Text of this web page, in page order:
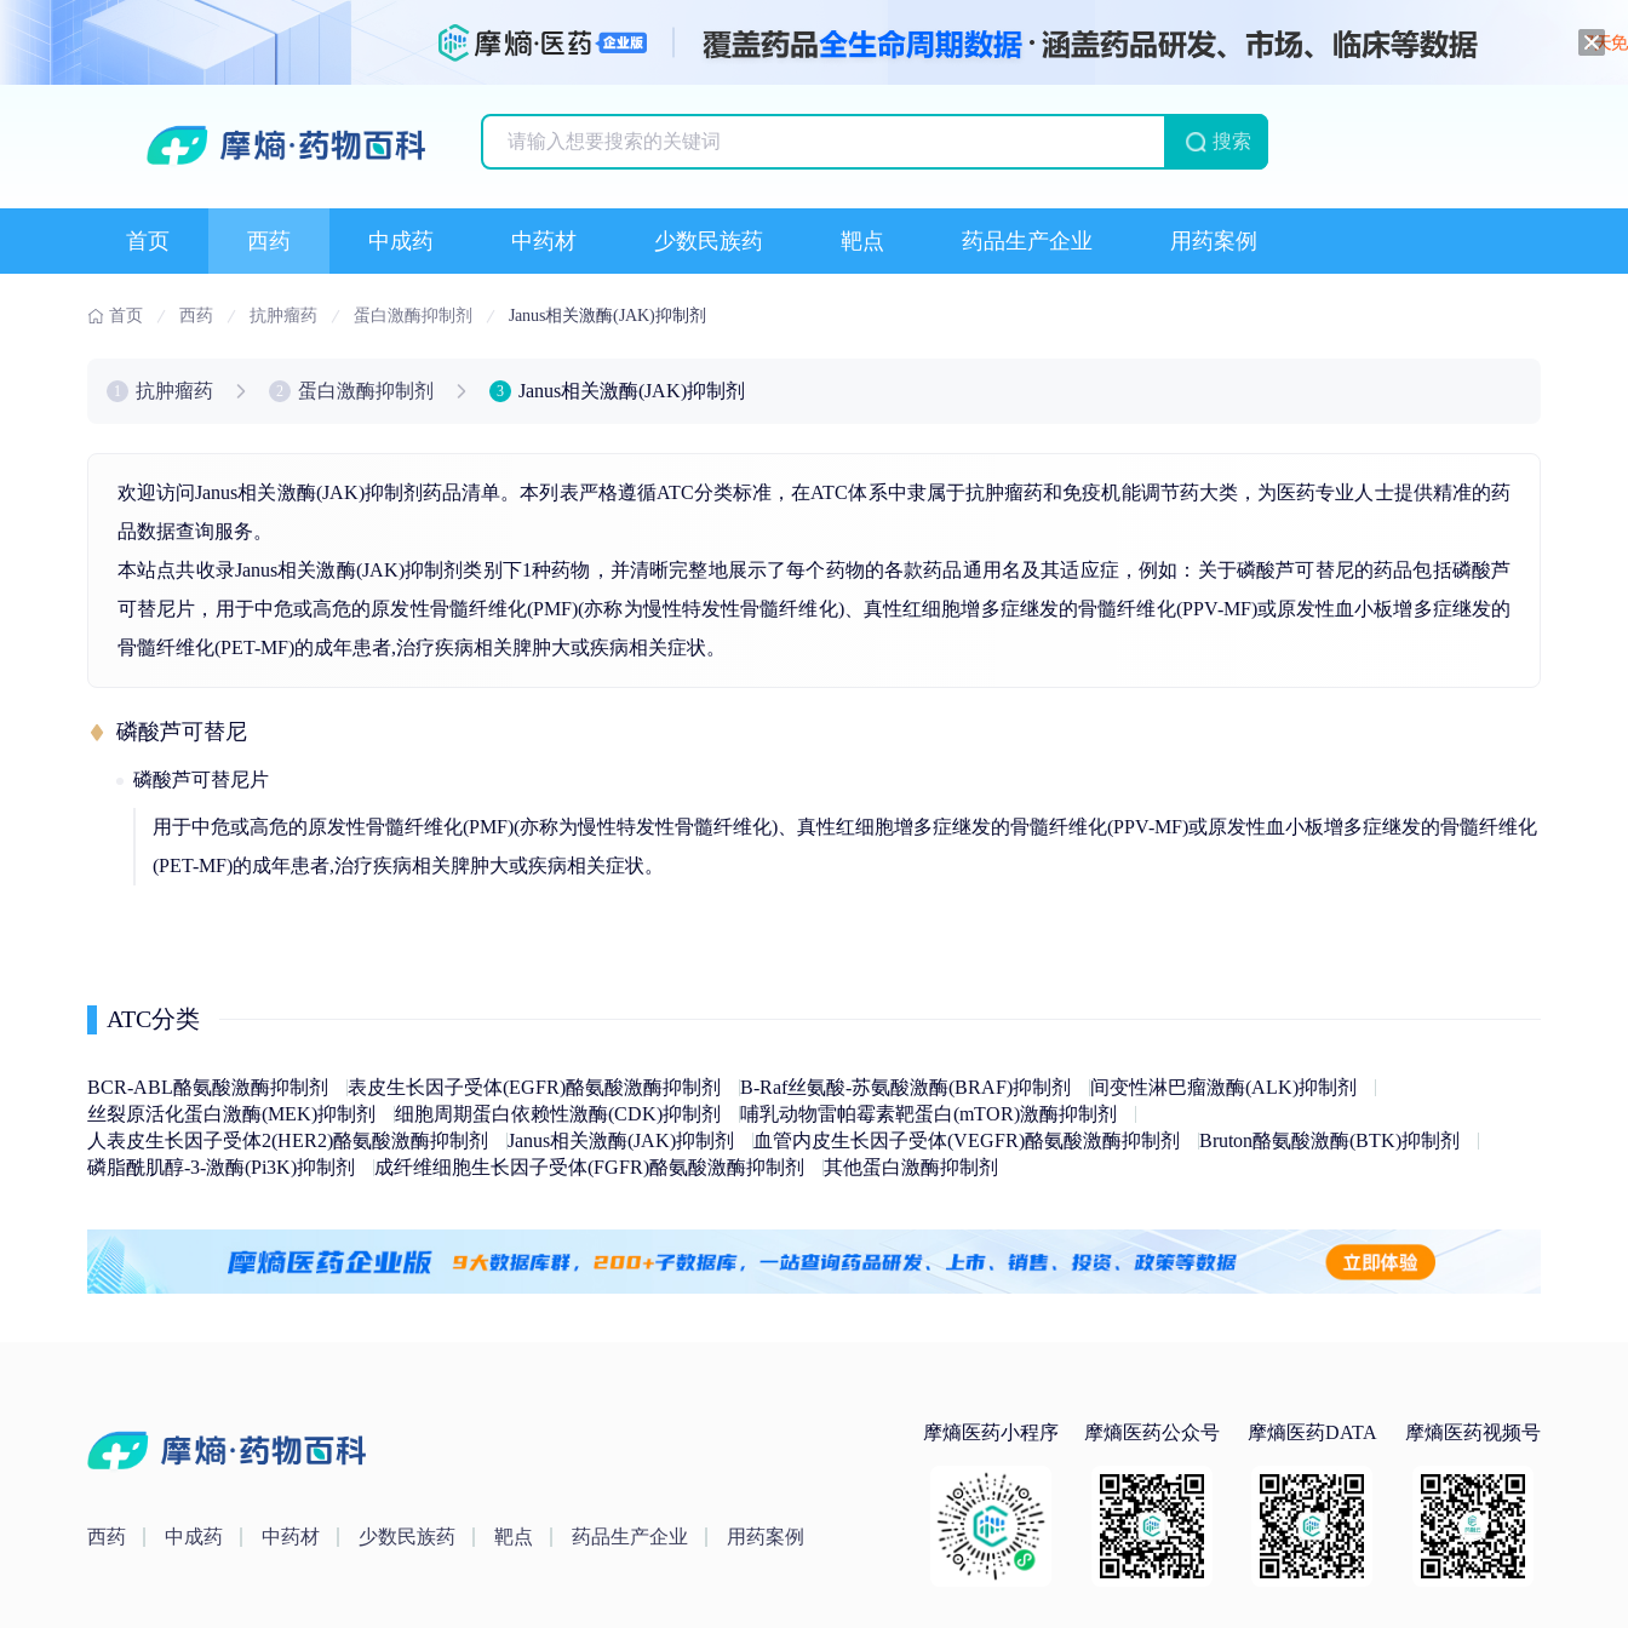
搜索
首页 西药 中成药 中药材 少数民族药 靶点 药品生产企业 用药案例
首页 西药 抗肿瘤药 蛋白激酶抑制剂 Janus相关激酶(JAK)抑制剂
抗肿瘤药 2 蛋白激酶抑制剂 3 Janus相关激酶(JAK)抑制剂
欢迎访问Janus相关激酶(JAK)抑制剂药品清单。本列表严格遵循ATC分类标准，在ATC体系中隶属于抗肿瘤药和免疫机能调节药大类，为医药专业人士提供精准的药
品数据查询服务。
本站点共收录Janus相关激酶(JAK)抑制剂类别下1种药物，并清晰完整地展示了每个药物的各款药品通用名及其适应症，例如：关于磷酸芦可替尼的药品包括磷酸芦
可替尼片，用于中危或高危的原发性骨髓纤维化(PMF)(亦称为慢性特发性骨髓纤维化)、真性红细胞增多症继发的骨髓纤维化(PPV-MF)或原发性血小板增多症继发的
骨髓纤维化(PET-MF)的成年患者,治疗疾病相关脾肿大或疾病相关症状。
磷酸芦可替尼
磷酸芦可替尼片
用于中危或高危的原发性骨髓纤维化(PMF)(亦称为慢性特发性骨髓纤维化)、真性红细胞增多症继发的骨髓纤维化(PPV-MF)或原发性血小板增多症继发的骨髓纤维化
(PET-MF)的成年患者,治疗疾病相关脾肿大或疾病相关症状。
ATC分类
BCR-ABL酪氨酸激酶抑制剂 表皮生长因子受体(EGFR)酪氨酸激酶抑制剂 B-Raf丝氨酸-苏氨酸激酶(BRAF)抑制剂
间变性淋巴瘤激酶(ALK)抑制剂
丝裂原活化蛋白激酶(MEK)抑制剂
细胞周期蛋白依赖性激酶(CDK)抑制剂
哺乳动物雷帕霉素靶蛋白(mTOR)激酶抑制剂
人表皮生长因子受体2(HER2)酪氨酸激酶抑制剂
Janus相关激酶(JAK)抑制剂 血管内皮生长因子受体(VEGFR)酪氨酸激酶抑制剂
Bruton酪氨酸激酶(BTK)抑制剂
磷脂酰肌醇-3-激酶(Pi3K)抑制剂
成纤维细胞生长因子受体(FGFR)酪氨酸激酶抑制剂 其他蛋白激酶抑制剂
西药 中成药 中药材 少数民族药 靶点 药品生产企业 用药案例
摩熵医药小程序 摩熵医药公众号 摩熵医药DATA 摩熵医药视频号